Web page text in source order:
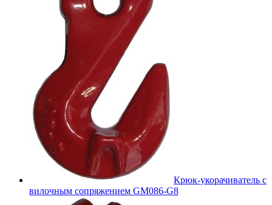
Крюк-укорачиватель с
вилочным сопряжением GM086-G8